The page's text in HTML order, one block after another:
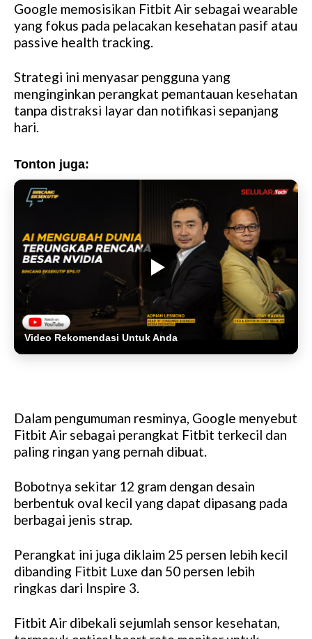
Google memosisikan Fitbit Air sebagai wearable
yang fokus pada pelacakan kesehatan pasif atau
passive health tracking.
Strategi ini menyasar pengguna yang
menginginkan perangkat pemantauan kesehatan
tanpa distraksi layar dan notifikasi sepanjang
hari.
Tonton juga:
Video Rekomendasi Untuk Anda
Dalam pengumuman resminya, Google menyebut
Fitbit Air sebagai perangkat Fitbit terkecil dan
paling ringan yang pernah dibuat.
Bobotnya sekitar 12 gram dengan desain
berbentuk oval kecil yang dapat dipasang pada
berbagai jenis strap.
Perangkat ini juga diklaim 25 persen lebih kecil
dibanding Fitbit Luxe dan 50 persen lebih
ringkas dari Inspire 3.
Fitbit Air dibekali sejumlah sensor kesehatan,